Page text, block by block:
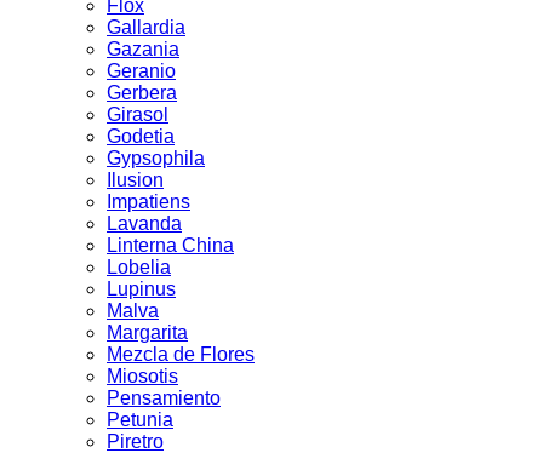
Flox
Gallardia
Gazania
Geranio
Gerbera
Girasol
Godetia
Gypsophila
Ilusion
Impatiens
Lavanda
Linterna China
Lobelia
Lupinus
Malva
Margarita
Mezcla de Flores
Miosotis
Pensamiento
Petunia
Piretro